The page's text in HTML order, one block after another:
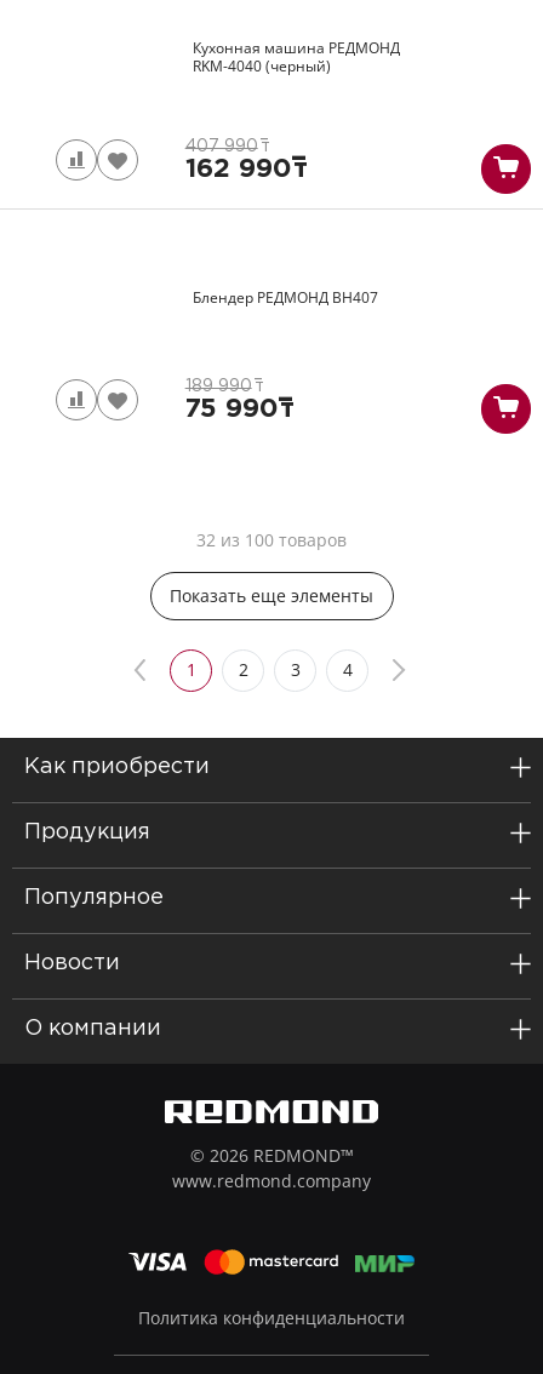
Кухонная машина РЕДМОНД
RKM-4040(черный)
407 990 т
162 990т
Блендер РЕДМОНД BH407
189 990 т
75 990т
32 из 100 товаров
Показать еще элементы
1 2 3 4
Как приобрести
Продукция
Популярное
Новости
О компании
© 2026 REDMOND™
www.redmond.company
Политика конфиденциальности